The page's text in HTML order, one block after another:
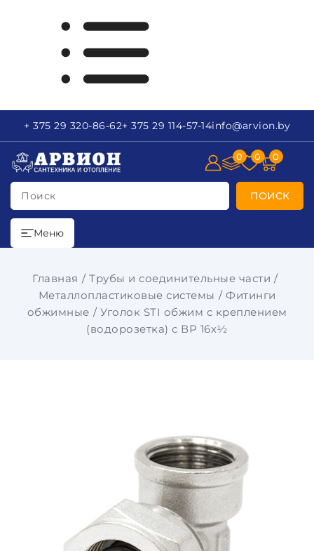
+ 375 29 320-86-62+ 375 29 114-57-14info@arvion.by
Поиск ПОИСК
0 0 0
Меню
Главная
Трубы и соединительные части
Металлопластиковые системы
Фитинги
обжимные
Уголок STI обжим с креплением
(водорозетка) с ВР 16х½